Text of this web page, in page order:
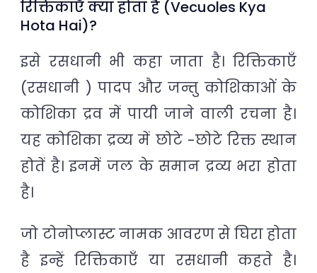
रिक्तिकाएँ क्या होता है (Vecuoles Kya
Hota Hai)?
इसे रसधानी भी कहा जाता है। रिक्तिकाएँ
(रसधानी ) पादप और जन्तु कोशिकाओं के
कोशिका द्रव में पायी जाने वाली रचना है।
यह कोशिका द्रव्य में छोटे -छोटे रिक्त स्थान
होतें है। इनमें जल के समान द्रव्य भरा होता
है।
जो टोनोप्लास्ट नामक आवरण से घिरा होता
है इन्हें रिक्तिकाएँ या रसधानी कहते है।